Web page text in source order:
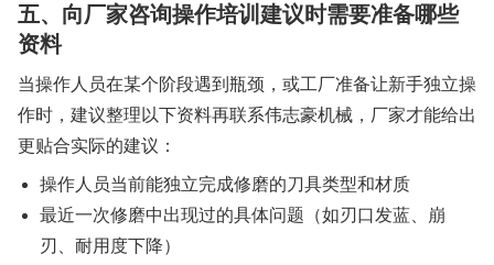
五、向厂家咨询操作培训建议时需要准备哪些
资料
当操作人员在某个阶段遇到瓶颈，或工厂准备让新手独立操
作时，建议整理以下资料再联系伟志豪机械，厂家才能给出
更贴合实际的建议：
操作人员当前能独立完成修磨的刀具类型和材质
最近一次修磨中出现过的具体问题（如刃口发蓝、崩
刃、耐用度下降）